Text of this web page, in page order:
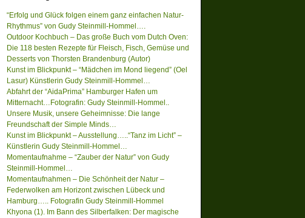
“Erfolg und Glück folgen einem ganz einfachen Natur-
Rhythmus” von Gudy Steinmill-Hommel….
Outdoor Kochbuch – Das große Buch vom Dutch Oven:
Die 118 besten Rezepte für Fleisch, Fisch, Gemüse und
Desserts von Thorsten Brandenburg (Autor)
Kunst im Blickpunkt – “Mädchen im Mond liegend” (Oel
Lasur) Künstlerin Gudy Steinmill-Hommel…
Abfahrt der “AidaPrima” Hamburger Hafen um
Mitternacht…Fotografin: Gudy Steinmill-Hommel..
Unsere Musik, unsere Geheimnisse: Die lange
Freundschaft der Simple Minds…
Kunst im Blickpunkt – Ausstellung…..“Tanz im Licht” –
Künstlerin Gudy Steinmill-Hommel…
Momentaufnahme – “Zauber der Natur” von Gudy
Steinmill-Hommel…
Momentaufnahmen – Die Schönheit der Natur –
Federwolken am Horizont zwischen Lübeck und
Hamburg….. Fotografin Gudy Steinmill-Hommel
Khyona (1). Im Bann des Silberfalken: Der magische